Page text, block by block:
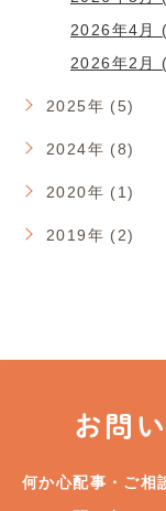
2026年4月
2026年2月
2025年 (5)
2024年 (8)
2020年 (1)
2019年 (2)
お問
何か心配事・ご相